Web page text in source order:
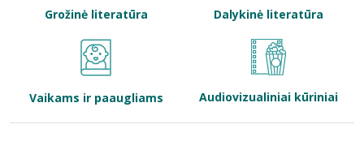
Bibliotekoms
Grožinė literatūra Dalykinė literatūra
Vaikams ir paaugliams Audiovizualiniai kūriniai